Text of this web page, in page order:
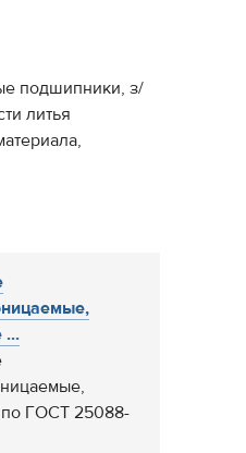
подшипники, з/
литья
...
ГОСТ 25088-